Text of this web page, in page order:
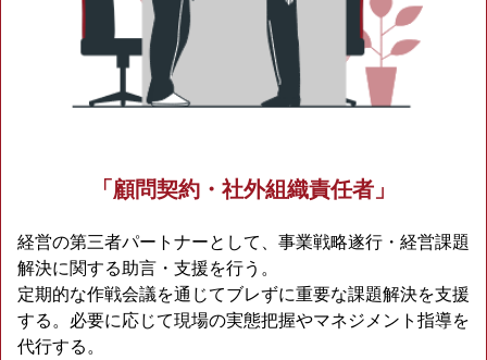
「顧問契約・社外組織責任者」
経営の第三者パートナーとして、事業戦略遂行・経営課題
解決に関する助言・支援を行う。
定期的な作戦会議を通じてブレずに重要な課題解決を支援
する。必要に応じて現場の実態把握やマネジメント指導を
代行する。